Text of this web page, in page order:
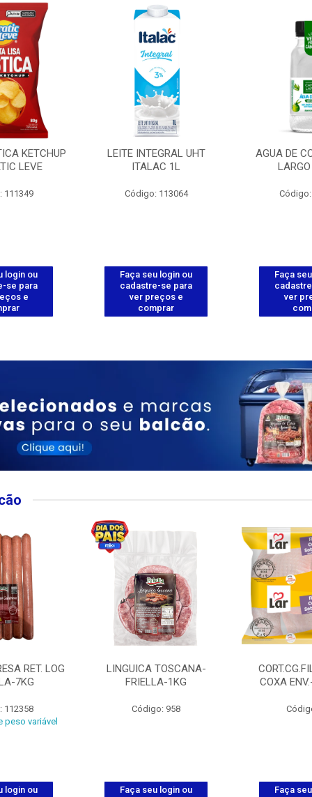
KETCHUP
LEVE
111349
login ou
se para
e
LEITE INTEGRAL UHT
ITALAC 1L
Código: 113064
Faça seu login ou
cadastre-se para
ver preços e
comprar
AGUA DE
Código:
Faça
ver
RET. LOG
7KG
112358
peso variável
login ou
LINGUICA TOSCANA-
FRIELLA-1KG
Código: 958
Faça seu login ou
COXA
Faça